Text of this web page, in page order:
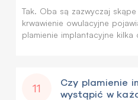
Tak. Oba są zazwyczaj
krwawienie owulacyjne
plamienie implantacyjne kilka
11
Czy plamienie
wystąpić w